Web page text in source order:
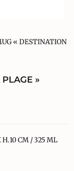
« DESTINATION
»
H.10 CM / 325 ML